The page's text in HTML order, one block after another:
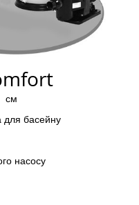
см
для басейну
насосу